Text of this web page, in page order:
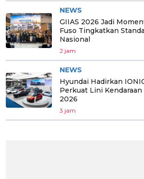
NEWS
GIIAS 2026 Jadi
Fuso Tingkatkan
Nasional
2 jam
NEWS
Hyundai Hadirkan
Perkuat Lini
2026
3 jam